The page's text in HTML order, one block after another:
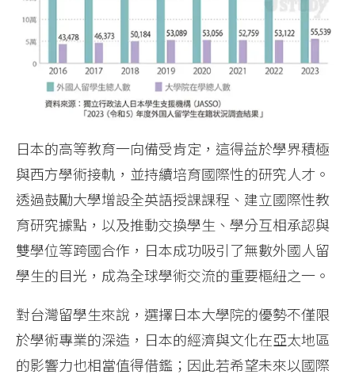
日本的高等教育一向備受肯定，這得益於學界積極
與西方學術接軌，並持續培育國際性的研究人才。
透過鼓勵大學增設全英語授課課程、建立國際性教
育研究據點，以及推動交換學生、學分互相承認與
雙學位等跨國合作，日本成功吸引了無數外國人留
學生的目光，成為全球學術交流的重要樞紐之一。
對台灣留學生來說，選擇日本大學院的優勢不僅限
於學術專業的深造，日本的經濟與文化在亞太地區
的影響力也相當值得借鑑；因此若希望未來以國際